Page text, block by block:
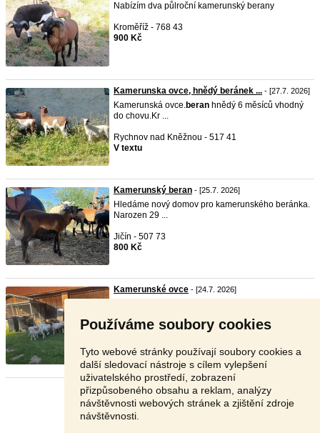
Používáme soubory cookies
Tyto webové stránky používají soubory cookies a
další sledovací nástroje s cílem vylepšení
uživatelského prostředí, zobrazení
přizpůsobeného obsahu a reklam, analýzy
návštěvnosti webových stránek a zjištění zdroje
návštěvnosti.
Nabízím dva půlroční kamerunský berany
Kroměříž - 768 43
900 Kč
Kamerunska ovce, hnědý beránek ... - [27.7. 2026]
Kamerunská ovce.beran hnědý 6 měsíců vhodný
do chovu.Kr ...
Rychnov nad Kněžnou - 517 41
V textu
Kamerunský beran - [25.7. 2026]
Hledáme nový domov pro kamerunského beránka.
Narozen 29 ...
Jičín - 507 73
800 Kč
Kamerunské ovce - [24.7. 2026]
1 500 Kč
Stránka: 1 2 3 Další